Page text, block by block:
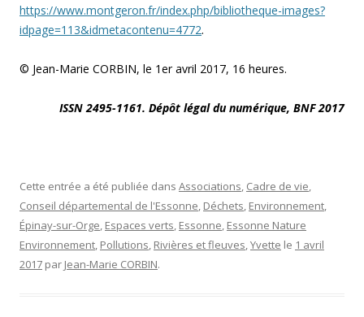
https://www.montgeron.fr/index.php/bibliotheque-images?
idpage=113&idmetacontenu=4772.
© Jean-Marie CORBIN, le 1er avril 2017, 16 heures.
ISSN 2495-1161. Dépôt légal du numérique, BNF 2017
Cette entrée a été publiée dans Associations, Cadre de vie,
Conseil départemental de l'Essonne, Déchets, Environnement,
Épinay-sur-Orge, Espaces verts, Essonne, Essonne Nature
Environnement, Pollutions, Rivières et fleuves,Yvette le 1 avril
2017 par Jean-Marie CORBIN.